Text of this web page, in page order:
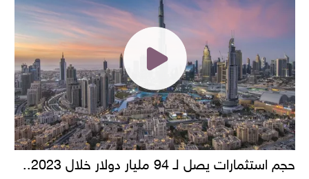
حجم استثمارات يصل لـ 94 مليار دولار خلال 2023..